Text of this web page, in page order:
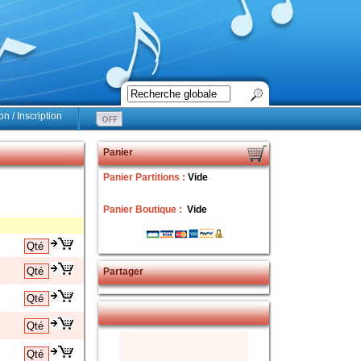
/ Inscription
Panier
Panier Partitions : Vide
Panier Boutique : Vide
Partager